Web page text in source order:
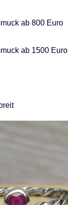
ab 800 Euro
ab 1500 Euro